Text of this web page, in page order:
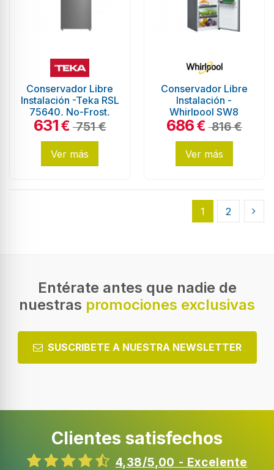
Conservador Libre
Instalación -Teka RSL
75640, No-Frost,
1,85 metros, Inox
631€ 751 €
Ver más
Conservador Libre
Instalación -
Whirlpool SW8
AM2Y XR 2, 187 cm,
686€ 816 €
Ver más
1 2
Entérate antes que nadie de
nuestras promociones exclusivas
SUSCRIBETE A NUESTRA NEWSLETTER
Clientes satisfechos
4,38/5,00 - Excelente